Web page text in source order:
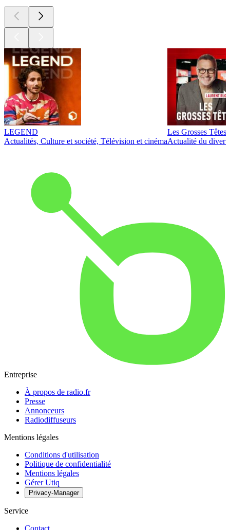
LEGEND
Actualités, Culture et société, Télévision et cinéma
Les Grosses Têtes
Actualité du
Entreprise
À propos de radio.fr
Presse
Annonceurs
Radiodiffuseurs
Mentions légales
Conditions d'utilisation
Politique de confidentialité
Mentions légales
Gérer Utiq
Privacy-Manager
Service
Contact